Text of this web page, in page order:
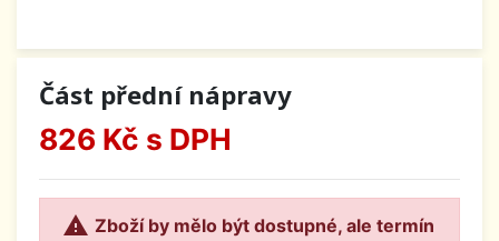
Část přední nápravy
826 Kč s DPH
 Zboží by mělo být dostupné, ale termín